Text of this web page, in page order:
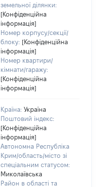
земельної ділянки:
[Конфіденційна
інформація]
Номер корпусу/секції/
блоку: [Конфіденційна
інформація]
Номер квартири/
кімнати/гаражу:
[Конфіденційна
інформація]
Країна: Україна
Поштовий індекс:
[Конфіденційна
інформація]
Автономна Республіка
Крим/область/місто зі
спеціальним статусом:
Миколаївська
Район в області та